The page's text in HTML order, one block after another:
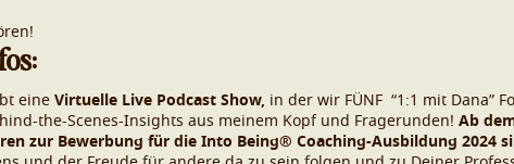
eine Virtuelle Live Podcast Show, in der wir FÜNF “1:1 mit Dana”
the-Scenes-Insights aus meinem Kopf und Fragerunden! Ab
zur Bewerbung für die Into Being® Coaching-Ausbildung 2024